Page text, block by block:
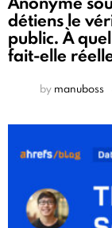
détiens le
public. À
fait-elle
by manuboss